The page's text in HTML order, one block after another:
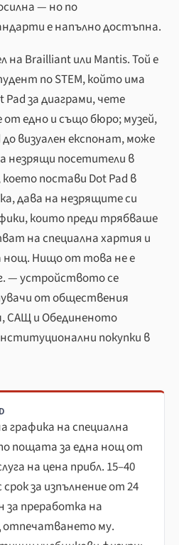
— но по
е напълно достъпна.
на Brailliant или Mantis. Той е
по STEM, който има
Pad за диаграми, чете
от едно и също бюро; музей,
визуален експонат, може
незрящи посетители в
постави Dot Pad в
дава на незрящите си
които преди трябваше
на специална хартия и
нощ. Нищо от това не е
— устройството се
от обществения
САЩ и Обединеното
покупки в
на специална
пощата за една нощ от
на цена прибл. 15–40
за изпълнение от 24
за преработка на
отпечатването му.